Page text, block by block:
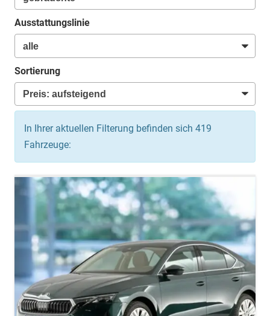
Ausstattungslinie
Sortierung
In Ihrer aktuellen Filterung befinden sich 419
Fahrzeuge: